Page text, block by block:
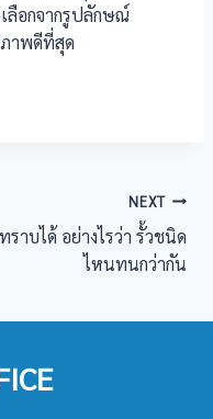
ลือกจากรูปลักษณ์
าพดีที่สุด
NEXT
ทราบได้ อย่างไรว่า รั้วชนิด
ไหนทนกว่ากัน